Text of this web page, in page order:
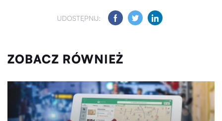
UDOSTĘPNIJ:
ZOBACZ RÓWNIEŻ